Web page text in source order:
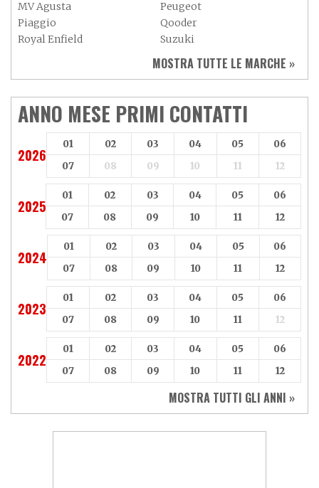
MV Agusta
Peugeot
Piaggio
Qooder
Royal Enfield
Suzuki
Triumph
Yamaha
Aeon
Aspes
Axy
Baotian
MOSTRA TUTTE LE MARCHE »
ANNO MESE PRIMI CONTATTI
2026
01 02 03 04 05
06
07
08 09 10 11 12
2025
01 02 03 04 05
06
07
08 09 10 11 12
2024
01 02 03 04 05
06
07
08 09 10 11 12
2023
01 02 03 04 05
06
07
08 09 10 11 12
2022
01 02 03 04 05
06
07
08 09 10 11 12
MOSTRA TUTTI GLI ANNI »